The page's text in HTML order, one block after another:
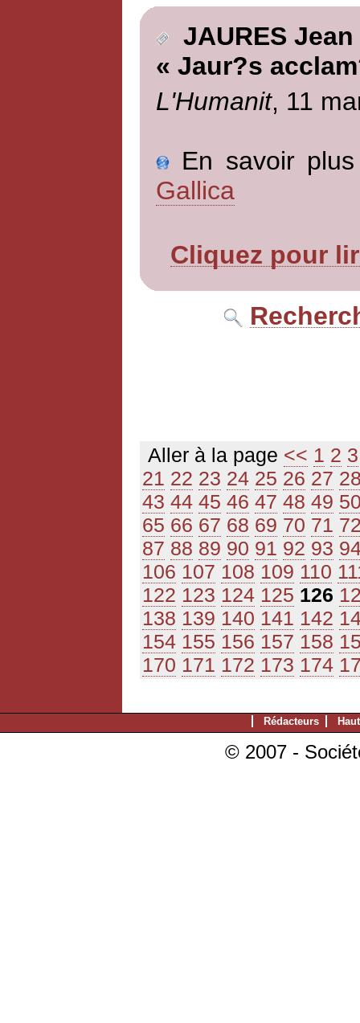
JAURES Jean
« Jaur?s
L'Humanit, 11
En savoir
Gallica
Cliquez pour
Aller à la page << 1 2 3
21 22 23 24 25 26 27
43 44 45 46 47 48 49
65 66 67 68 69 70 71
87 88 89 90 91 92 93
106 107 108 109 110
122 123 124 125 126
138 139 140 141 142
154 155 156 157 158
170 171 172 173 174
Rédacteurs
© 2007 -